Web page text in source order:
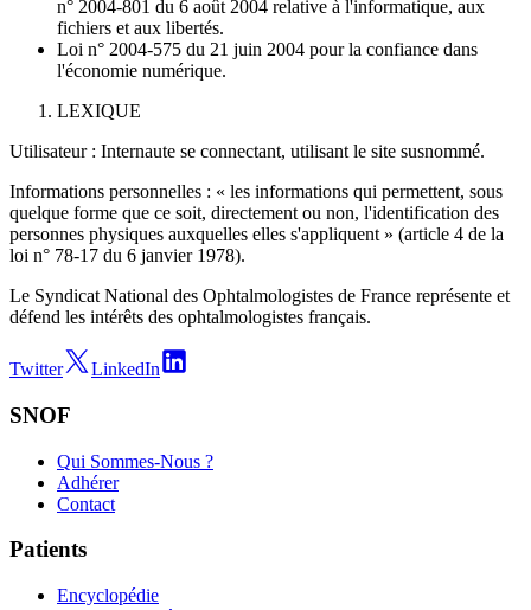
n° 2004-801 du 6 août 2004 relative à l'informatique, aux
fichiers et aux libertés.
Loi n° 2004-575 du 21 juin 2004 pour la confiance dans
l'économie numérique.
LEXIQUE
Utilisateur : Internaute se connectant, utilisant le site susnommé.
Informations personnelles : « les informations qui permettent, sous
quelque forme que ce soit, directement ou non, l'identification des
personnes physiques auxquelles elles s'appliquent » (article 4 de la
loi n° 78-17 du 6 janvier 1978).
Le Syndicat National des Ophtalmologistes de France représente et
défend les intérêts des ophtalmologistes français.
Twitter LinkedIn
SNOF
Qui Sommes-Nous ?
Adhérer
Contact
Patients
Encyclopédie